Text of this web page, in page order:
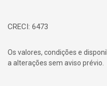
CRECI: 6473
Os valores, condições e
a alterações sem aviso prévio.